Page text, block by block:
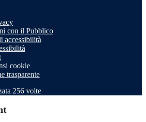
con il Pubblico
accessibilità
cookie
trasparente
256 volte